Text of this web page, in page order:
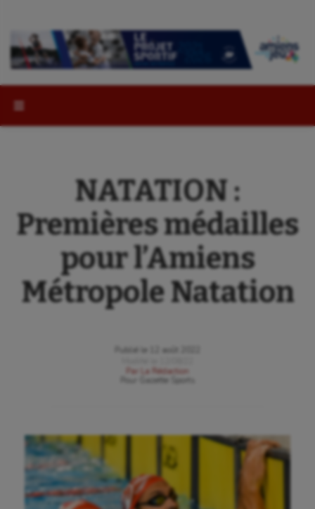
NATATION :
Premières médailles
pour l’Amiens
Métropole Natation
Publié le
12 août 2022
Par
La Rédaction
Gazette Sports